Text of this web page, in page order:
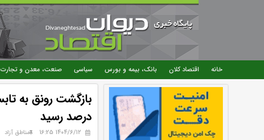
خانه اقتصاد کلان بانک، بیمه و بورس سیاسی صنعت، معدن و تجارت
درصد رسید
۱۴۰۴/۶/۱۲ 16:25 مناطق آزاد